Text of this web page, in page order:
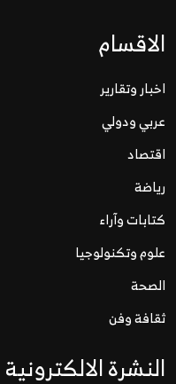
الاقسام
اخبار وتقارير
عربي ودولي
اقتصاد
رياضة
كتابات وآراء
علوم وتكنولوجيا
الصحة
ثقافة وفن
النشرة الالكترونية